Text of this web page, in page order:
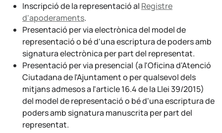
Inscripció de la representació al Registre
d'apoderaments.
Presentació per via electrònica del model de
representació o bé d'una escriptura de poders amb
signatura electrònica per part del representat.
Presentació per via presencial (a l'Oficina d'Atenció
Ciutadana de l'Ajuntament o per qualsevol dels
mitjans admesos a l'article 16.4 de la Llei 39/2015)
del model de representació o bé d'una escriptura de
poders amb signatura manuscrita per part del
representat.